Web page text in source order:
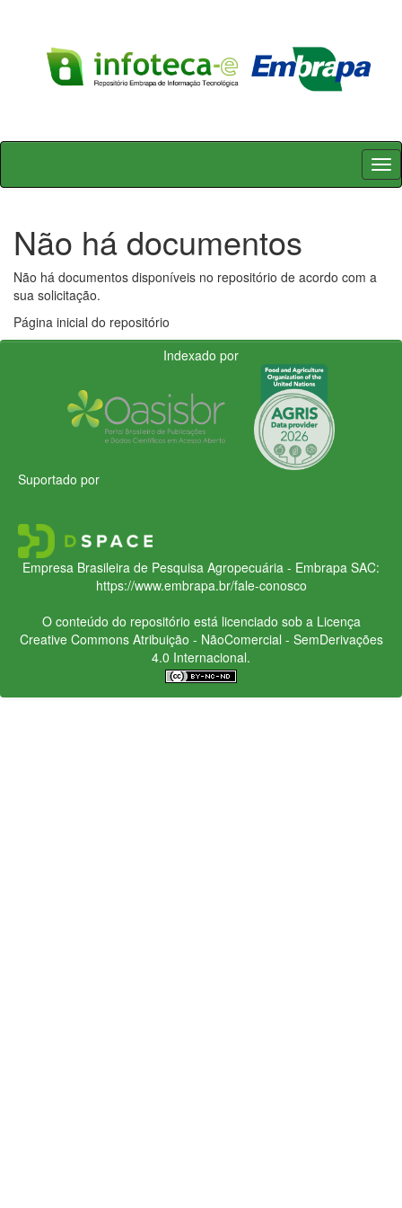
Skip
Não há documentos
Não há documentos disponíveis no repositório de acordo com a
sua solicitação.
Página inicial do repositório
Indexado por
Suportado por
Empresa Brasileira de Pesquisa Agropecuária - Embrapa SAC:
https://www.embrapa.br/fale-conosco
O conteúdo do repositório está licenciado sob a Licença
Creative CommonsAtribuição - NãoComercial - SemDerivações
4.0 Internacional.